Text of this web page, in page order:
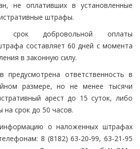
не оплативших в установленные
штрафы.
срок добровольной оплаты
составляет 60 дней с момента
в законную силу.
предусмотрена ответственность в
размере, но не менее тысячи
арест до 15 суток, либо
срок до 50 часов.
о наложенных штрафах
8 (8182) 63-20-99, 63-21-95